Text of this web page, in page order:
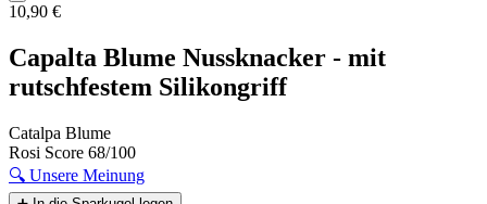
10,90 €
Capalta Blume Nussknacker - mit
rutschfestem Silikongriff
Catalpa Blume
Rosi Score 68/100
🔍 Unsere Meinung